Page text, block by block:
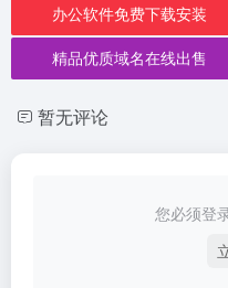
办公软件免费下载安装
精品优质域名在线出售
暂无评论
您必须登